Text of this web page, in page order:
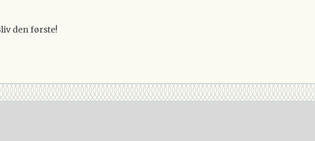
den første!